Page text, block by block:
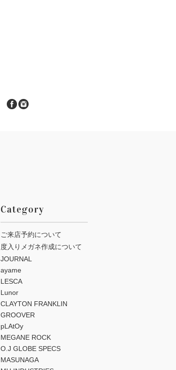
Category
ご来店予約について
度入りメガネ作成について
JOURNAL
ayame
LESCA
Lunor
CLAYTON FRANKLIN
GROOVER
pLAtOy
MEGANE ROCK
O.J GLOBE SPECS
MASUNAGA